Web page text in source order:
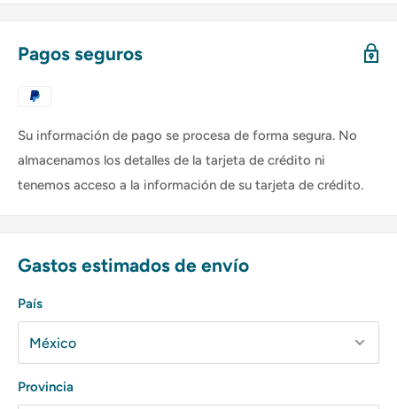
Pagos seguros
Su información de pago se procesa de forma segura. No
almacenamos los detalles de la tarjeta de crédito ni
tenemos acceso a la información de su tarjeta de crédito.
Gastos estimados de envío
País
Provincia